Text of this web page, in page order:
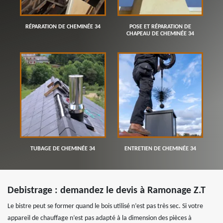
RÉPARATION DE CHEMINÉE 34
POSE ET RÉPARATION DE
CHAPEAU DE CHEMINÉE 34
TUBAGE DE CHEMINÉE 34 ENTRETIEN DE CHEMINÉE 34
Debistrage : demandez le devis à Ramonage Z.T
Le bistre peut se former quand le bois utilisé n’est pas très sec. Si votre
appareil de chauffage n’est pas adapté à la dimension des pièces à